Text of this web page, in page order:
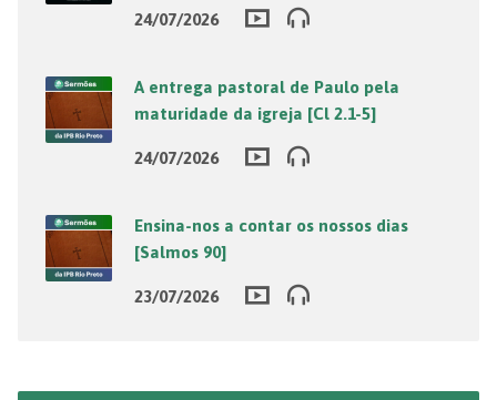
24/07/2026
A entrega pastoral de Paulo pela
maturidade da igreja [Cl 2.1-5]
24/07/2026
Ensina-nos a contar os nossos dias
[Salmos 90]
23/07/2026